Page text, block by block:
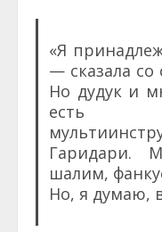
«Я
— сказала со
Но дудук и
есть
Гаридари.
шалим,
Но, я думаю,